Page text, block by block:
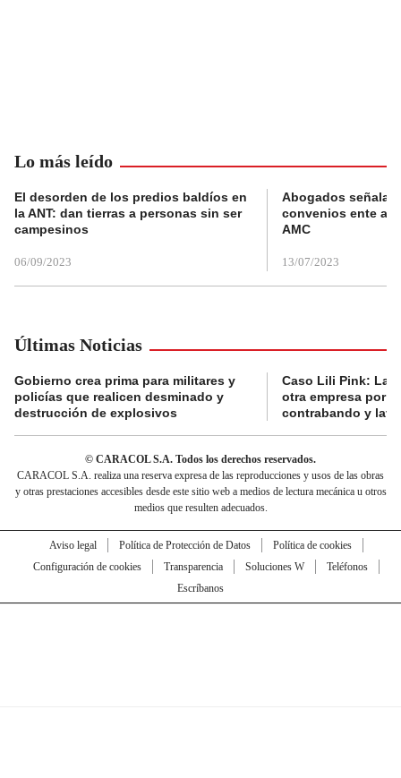
Lo más leído
El desorden de los predios baldíos en
la ANT: dan tierras a personas sin ser
campesinos
06/09/2023
Abogados
convenios ente
AMC
13/07/2023
Últimas Noticias
Gobierno crea prima para militares y
policías que realicen desminado y
destrucción de explosivos
Caso Lili Pink: La
otra empresa por
contrabando y
© CARACOL S.A. Todos los derechos reservados.
CARACOL S.A. realiza una reserva expresa de las reproducciones y usos de las obras
y otras prestaciones accesibles desde este sitio web a medios de lectura mecánica u otros
medios que resulten adecuados.
Aviso legal Política de Protección de Datos
Política de cookies
Configuración de cookies
Transparencia Soluciones W
Teléfonos
Escríbanos